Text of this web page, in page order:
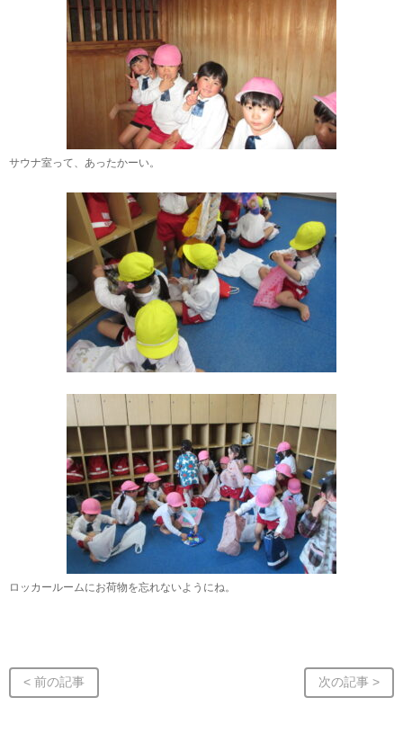
サウナ室って、あったかーい。
ロッカールームにお荷物を忘れないようにね。
< 前の記事 次の記事 >